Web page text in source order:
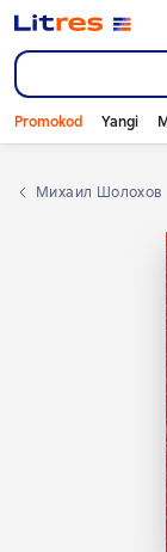
Promokod Yangi
Михаил Шолохов